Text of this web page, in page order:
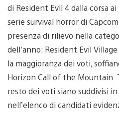
di Resident Evil 4 dalla corsa
serie survival horror di
presenza di rilievo nella
dell’anno: Resident Evil
la maggioranza dei voti,
Horizon Call of the
resto dei voti siano suddivisi
nell’elenco di candidati